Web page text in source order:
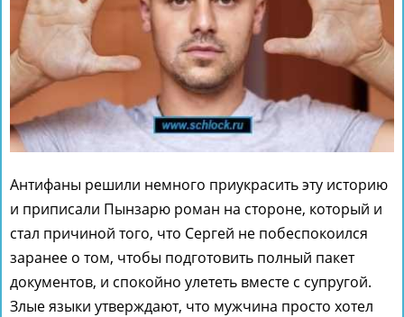
Антифаны решили немного приукрасить эту историю
и приписали Пынзарю роман на стороне, который и
стал причиной того, что Сергей не побеспокоился
заранее о том, чтобы подготовить полный пакет
документов, и спокойно улететь вместе с супругой.
Злые языки утверждают, что мужчина просто хотел